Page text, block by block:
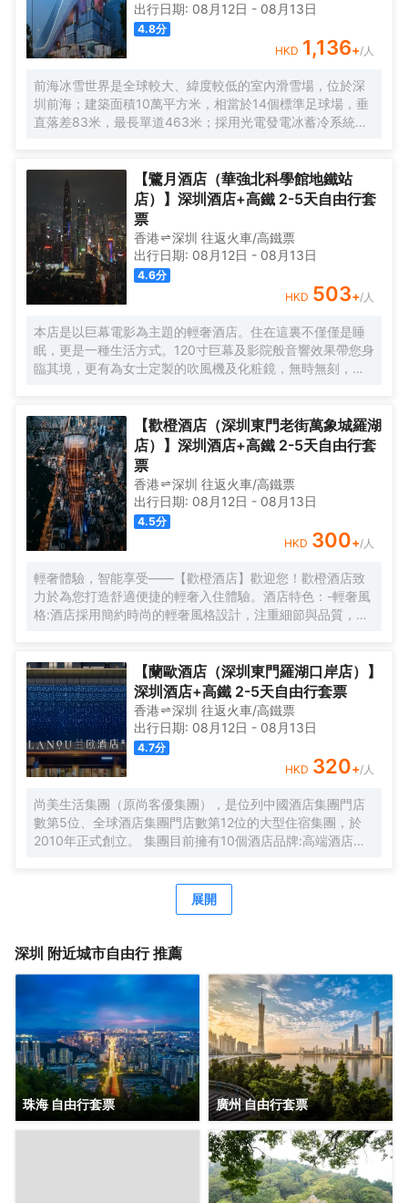
出行日期: 08月12日 - 08月13日
4.8分
HKD 1,136+/人
前海冰雪世界是全球較大、緯度較低的室內滑雪場，位於深
圳前海；建築面積10萬平方米，相當於14個標準足球場，垂
直落差83米，最長單道463米‌；採用光電發電冰蓄冷系統，
【鷺月酒店（華強北科學館地鐵站
店）】深圳酒店+高鐵 2-5天自由行套
票
香港 深圳 往返火車/高鐵票
出行日期: 08月12日 - 08月13日
4.6分
HKD 503+/人
本店是以巨幕電影為主題的輕奢酒店。住在這裏不僅僅是睡
眠，更是一種生活方式。120寸巨幕及影院般音響效果帶您身
臨其境，更有為女士定製的吹風機及化粧鏡，無時無刻，呈
【歡橙酒店（深圳東門老街萬象城羅湖
店）】深圳酒店+高鐵 2-5天自由行套
票
香港 深圳 往返火車/高鐵票
出行日期: 08月12日 - 08月13日
4.5分
HKD 300+/人
輕奢體驗，智能享受——【歡橙酒店】歡迎您！歡橙酒店致
力於為您打造舒適便捷的輕奢入住體驗。酒店特色：-輕奢風
格:酒店採用簡約時尚的輕奢風格設計，注重細節與品質，為
技帶來的便捷。-舒適享受:24小時熱水即開即熱，無需等
待，為您洗去一身疲憊。-影音娛樂:部分房間配備高清投影
儀，打造私人影院，享受震撼視聽盛宴。-貼心服務:酒店設有
洗衣房，並提供烘乾服務，解決您的洗衣煩惱，讓旅途更加
輕鬆自在。歡橙酒店是您商務出行、休閒度假的理想之選。
期待您的光臨！温馨提示，圖片僅供參考，無法涵蓋所有房
型，詳細的實物照片請諮詢酒店。
【蘭歐酒店（深圳東門羅湖口岸店）】
深圳酒店+高鐵 2-5天自由行套票
香港 深圳 往返火車/高鐵票
出行日期: 08月12日 - 08月13日
4.7分
HKD 320+/人
尚美生活集團（原尚客優集團），是位列中國酒店集團門店
數第5位、全球酒店集團門店數第12位的大型住宿集團，於
2010年正式創立。 集團目前擁有10個酒店品牌:高端酒店品
牌花美時、公寓品牌LIPPO公社。尚美生活旗下酒店超過
3500家（含在營店和籌建店），現已覆蓋全國31個省293座
團，尚美生活憑藉創新的商業模式、強大的品牌優勢和專業
創、共享大住宿共同體。未來，集團將不斷探索住宿業與互
聯網的結合、與新生活方式的結合，致力於成為全球領先的
生活服務連鎖平台，引領新尚美好生活。
展開
深圳 附近城市自由行 推薦
珠海 自由行套票 廣州 自由行套票